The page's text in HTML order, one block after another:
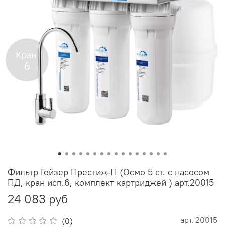
(0) арт. 20015
Фильтр Гейзер Престиж-П (Осмо 5 ст. с насосом
ПД, кран исп.6, комплект картриджей ) арт.20015
24 083 руб